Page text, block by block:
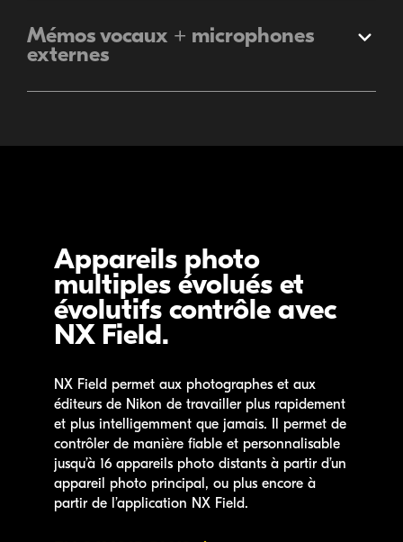
Élargir
Mémos vocaux + microphones
externes
Appareils photo
multiples évolués et
évolutifs contrôle avec
NX Field.
NX Field permet aux photographes et aux
éditeurs de Nikon de travailler plus rapidement
et plus intelligemment que jamais. Il permet de
contrôler de manière fiable et personnalisable
jusqu’à 16 appareils photo distants à partir d’un
appareil photo principal, ou plus encore à
partir de l’application NX Field.